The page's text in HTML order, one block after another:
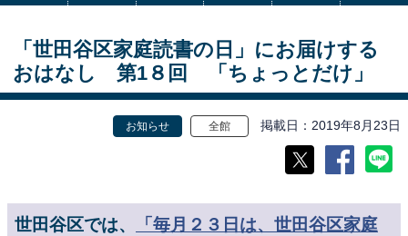
「世田谷区家庭読書の日」にお届けする
おはなし 第1８回 「ちょっとだけ」
お知らせ 全館 掲載日 2019年8月23日
世田谷区では、
「毎月２３日は、世田谷区家庭